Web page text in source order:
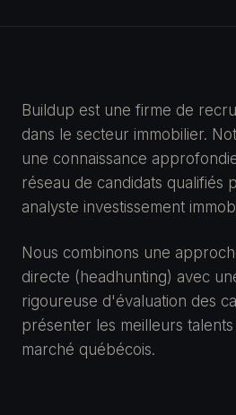
Buildup est une firme de
dans le secteur immobilier.
une connaissance
réseau de candidats qualifiés
analyste investissement
Nous combinons une
directe (headhunting) avec
rigoureuse d'évaluation des
présenter les meilleurs
marché québécois.